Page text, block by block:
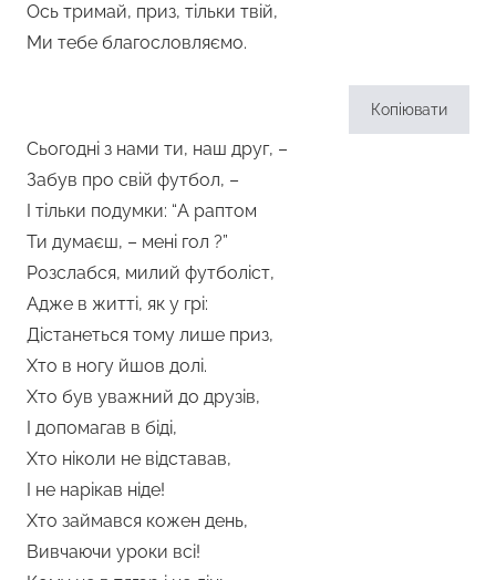
Ось тримай, приз, тільки твій,
Ми тебе благословляємо.
Копіювати
Сьогодні з нами ти, наш друг, –
Забув про свій футбол, –
І тільки подумки: “А раптом
Ти думаєш, – мені гол ?”
Розслабся, милий футболіст,
Адже в житті, як у грі:
Дістанеться тому лише приз,
Хто в ногу йшов долі.
Хто був уважний до друзів,
І допомагав в біді,
Хто ніколи не відставав,
І не нарікав ніде!
Хто займався кожен день,
Вивчаючи уроки всі!